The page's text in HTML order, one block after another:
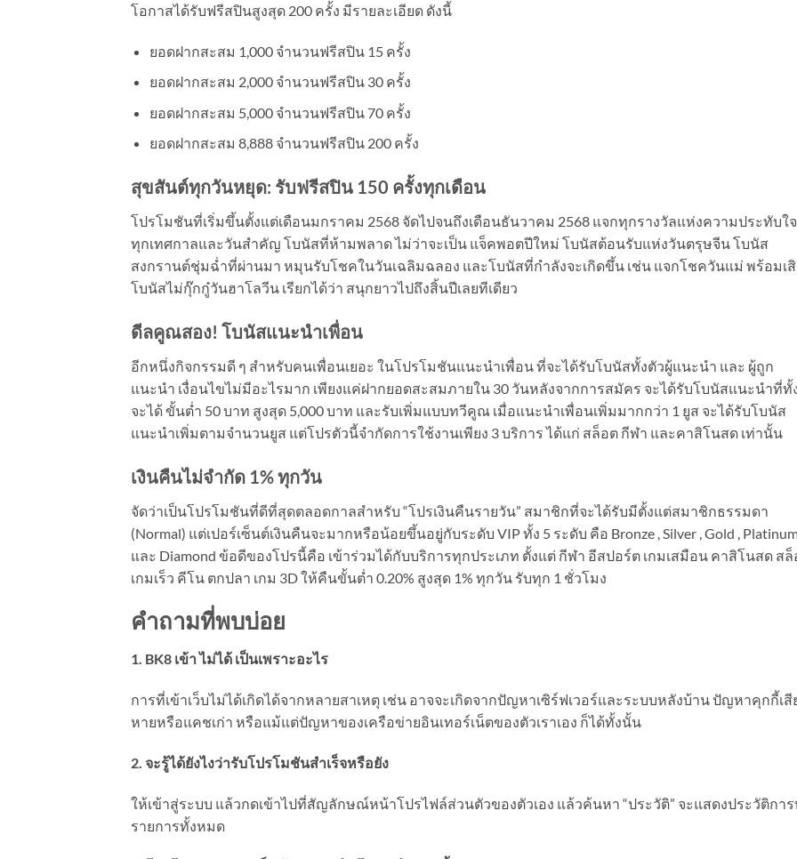
โอกาสได้รับฟรีสปินสูงสุด 200 ครั้ง มีรายละเอียด ดังนี้
ยอดฝากสะสม 1,000 จำนวนฟรีสปิน 15 ครั้ง
ยอดฝากสะสม 2,000 จำนวนฟรีสปิน 30 ครั้ง
ยอดฝากสะสม 5,000 จำนวนฟรีสปิน 70 ครั้ง
ยอดฝากสะสม 8,888 จำนวนฟรีสปิน 200 ครั้ง
สุขสันต์ทุกวันหยุด: รับฟรีสปิน 150 ครั้งทุกเดือน
โปรโมชันที่เริ่มขึ้นตั้งแต่เดือนมกราคม 2568 จัดไปจนถึงเดือนธันวาคม 2568 แจกทุกรางวัลแห่งความประทับใ
ทุกเทศกาลและวันสำคัญ โบนัสที่ห้ามพลาด ไม่ว่าจะเป็น แจ็คพอตปีใหม่ โบนัสต้อนรับแห่งวันตรุษจีน โบนัส
สงกรานต์ชุ่มฉ่ำที่ผ่านมา หมุนรับโชคในวันเฉลิมฉลอง และโบนัสที่กำลังจะเกิดขึ้น เช่น แจกโชควันแม่ พร้อมเ
โบนัสไม่กุ๊กกู๋วันฮาโลวีน เรียกได้ว่า สนุกยาวไปถึงสิ้นปีเลยทีเดียว
ดีลคูณสอง! โบนัสแนะนำเพื่อน
อีกหนึ่งกิจกรรมดี ๆ สำหรับคนเพื่อนเยอะ ในโปรโมชันแนะนำเพื่อน ที่จะได้รับโบนัสทั้งตัวผู้แนะนำ และ ผู้ถูก
แนะนำ เงื่อนไขไม่มีอะไรมาก เพียงแค่ฝากยอดสะสมภายใน 30 วันหลังจากการสมัคร จะได้รับโบนัสแนะนำที่ทั้
จะได้ ขั้นต่ำ 50 บาท สูงสุด 5,000 บาท และรับเพิ่มแบบทวีคูณ เมื่อแนะนำเพื่อนเพิ่มมากกว่า 1 ยูส จะได้รับโบนัส
แนะนำเพิ่มตามจำนวนยูส แต่โปรตัวนี้จำกัดการใช้งานเพียง 3 บริการ ได้แก่ สล็อต กีฬา และคาสิโนสด เท่านั้น
เงินคืนไม่จำกัด 1% ทุกวัน
จัดว่าเป็นโปรโมชันที่ดีที่สุดตลอดกาลสำหรับ “โปรเงินคืนรายวัน” สมาชิกที่จะได้รับมีตั้งแต่สมาชิกธรรมดา
(Normal) แต่เปอร์เซ็นต์เงินคืนจะมากหรือน้อยขึ้นอยู่กับระดับ VIP ทั้ง 5 ระดับ คือ Bronze , Silver , Gold ,
และ Diamond ข้อดีของโปรนี้คือ เข้าร่วมได้กับบริการทุกประเภท ตั้งแต่ กีฬา อีสปอร์ต เกมเสมือน คาสิโนสด ส
เกมเร็ว คีโน ตกปลา เกม 3D ให้คืนขั้นต่ำ 0.20% สูงสุด 1% ทุกวัน รับทุก 1 ชั่วโมง
คำถามที่พบบ่อย
1. BK8 เข้า ไม่ได้ เป็นเพราะอะไร
การที่เข้าเว็บไม่ได้เกิดได้จากหลายสาเหตุ เช่น อาจจะเกิดจากปัญหาเซิร์ฟเวอร์และระบบหลังบ้าน ปัญหาคุกกี้เสี
หายหรือแคชเก่า หรือแม้แต่ปัญหาของเครือข่ายอินเทอร์เน็ตของตัวเราเอง ก็ได้ทั้งนั้น
2. จะรู้ได้ยังไงว่ารับโปรโมชันสำเร็จหรือยัง
ให้เข้าสู่ระบบ แล้วกดเข้าไปที่สัญลักษณ์หน้าโปรไฟล์ส่วนตัวของตัวเอง แล้วค้นหา “ประวัติ” จะแสดงประวัติกา
รายการทั้งหมด